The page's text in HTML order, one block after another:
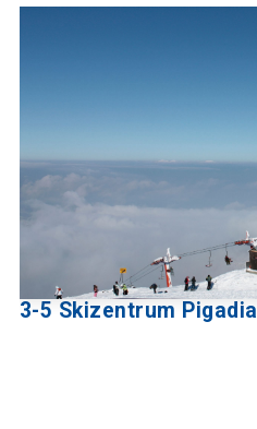
3-5 Skizentrum Pigadia